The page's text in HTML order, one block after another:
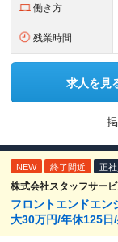
働き方
残業時間
求人を見
NEW 終了間近 正
株式会社スタッフサー
フロントエンドエン
大30万円/年休125日